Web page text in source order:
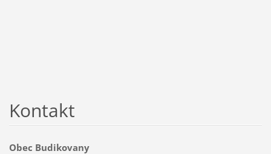
Kontakt
Obec Budikovany